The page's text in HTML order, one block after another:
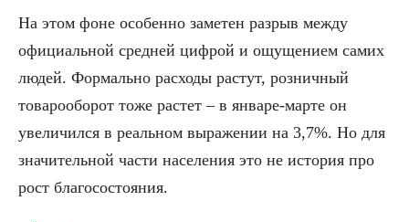
На этом фоне особенно заметен разрыв между
официальной средней цифрой и ощущением самих
людей. Формально расходы растут, розничный
товарооборот тоже растет – в январе-марте он
увеличился в реальном выражении на 3,7%. Но для
значительной части населения это не история про
рост благосостояния.